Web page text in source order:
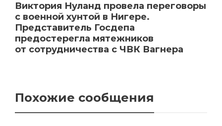
Виктория Нуланд провела переговоры
с военной хунтой в Нигере.
Представитель Госдепа
предостерегла мятежников
от сотрудничества с ЧВК Вагнера
Похожие сообщения